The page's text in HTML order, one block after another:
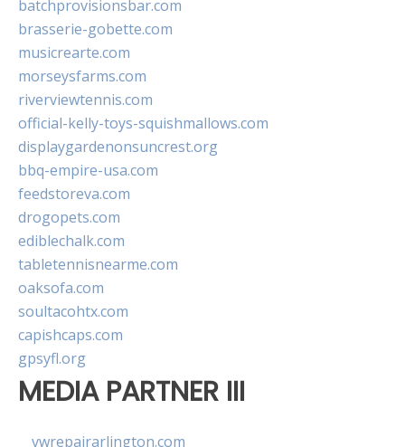
batchprovisionsbar.com
brasserie-gobette.com
musicrearte.com
morseysfarms.com
riverviewtennis.com
official-kelly-toys-squishmallows.com
displaygardenonsuncrest.org
bbq-empire-usa.com
feedstoreva.com
drogopets.com
ediblechalk.com
tabletennisnearme.com
oaksofa.com
soultacohtx.com
capishcaps.com
gpsyfl.org
MEDIA PARTNER III
vwrepairarlington.com